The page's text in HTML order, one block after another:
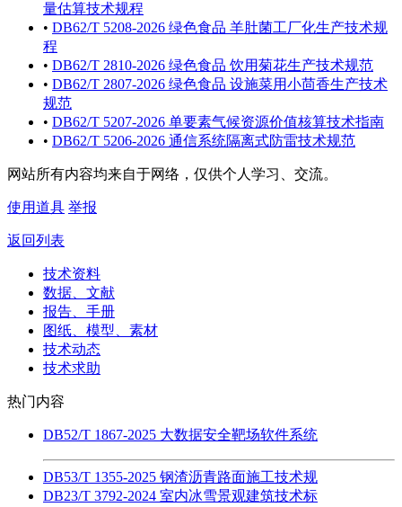
量估算技术规程
• DB62/T 5208-2026 绿色食品 羊肚菌工厂化生产技术规
程
• DB62/T 2810-2026 绿色食品 饮用菊花生产技术规范
• DB62/T 2807-2026 绿色食品 设施菜用小茴香生产技术
规范
• DB62/T 5207-2026 单要素气候资源价值核算技术指南
• DB62/T 5206-2026 通信系统隔离式防雷技术规范
网站所有内容均来自于网络，仅供个人学习、交流。
使用道具 举报
返回列表
技术资料
数据、文献
报告、手册
图纸、模型、素材
技术动态
技术求助
热门内容
DB52/T 1867-2025 大数据安全靶场软件系统
DB53/T 1355-2025 钢渣沥青路面施工技术规
DB23/T 3792-2024 室内冰雪景观建筑技术标